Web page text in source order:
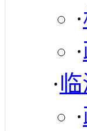
·
·
·
·